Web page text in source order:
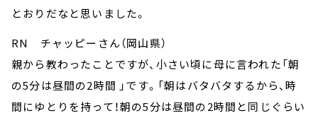
とおりだなと思いました。
RN チャッピーさん（岡山県）
親から教わったことですが、小さい頃に母に言われた「朝
の5分は昼間の2時間 」です。「朝はバタバタするから、時
間にゆとりを持って！朝の5分は昼間の2時間と同じぐらい